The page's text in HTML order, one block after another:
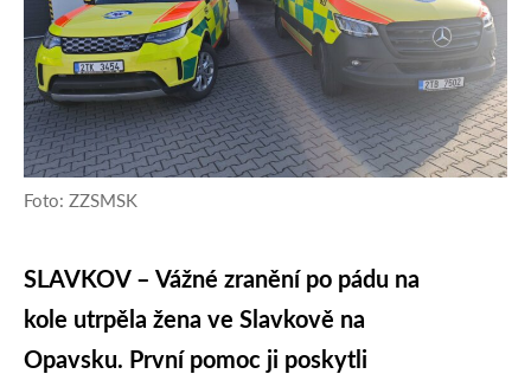
Foto: ZZSMSK
SLAVKOV – Vážné zranění po pádu na
kole utrpěla žena ve Slavkově na
Opavsku. První pomoc ji poskytli